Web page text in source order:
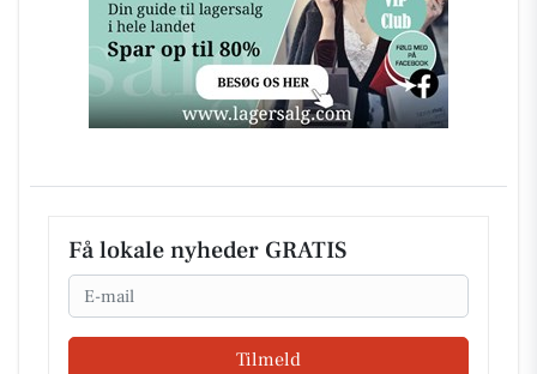
Få lokale nyheder GRATIS
Email
Tilmeld